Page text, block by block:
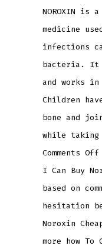
NOROXIN
medicine
infections
bacteria. It
and works
Children
bone and
while taking
Comments
I Can Buy
based on
hesitation
Noroxin
more how To